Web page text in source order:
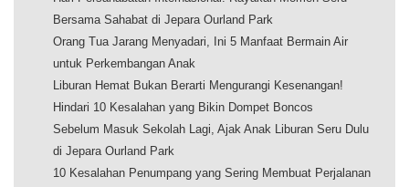
Bersama Sahabat di Jepara Ourland Park
Orang Tua Jarang Menyadari, Ini 5 Manfaat Bermain Air
untuk Perkembangan Anak
Liburan Hemat Bukan Berarti Mengurangi Kesenangan!
Hindari 10 Kesalahan yang Bikin Dompet Boncos
Sebelum Masuk Sekolah Lagi, Ajak Anak Liburan Seru Dulu
di Jepara Ourland Park
10 Kesalahan Penumpang yang Sering Membuat Perjalanan